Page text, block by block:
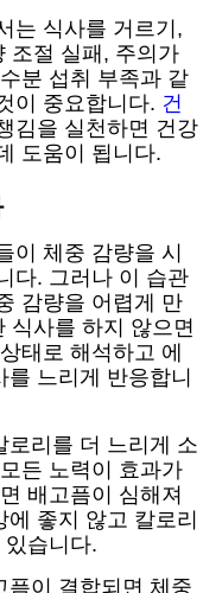
는 식사를 거르기,
조절 실패, 주의가
분 섭취 부족과 같
이 중요합니다. 건
김을 실천하면 건강
도움이 됩니다.
이 체중 감량을 시
다. 그러나 이 습관
감량을 어렵게 만
식사를 하지 않으면
태로 해석하고 에
느리게 반응합니
로리를 더 느리게 소
든 노력이 효과가
배고픔이 심해져
좋지 않고 칼로리
습니다.
픔이 결합되면 체중